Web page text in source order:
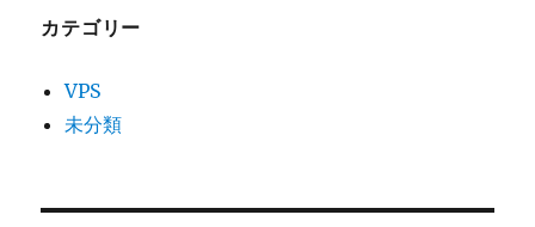
カテゴリー
VPS
未分類